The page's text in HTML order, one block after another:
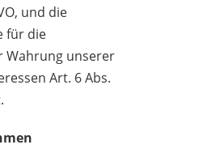
und die
für die
Wahrung unserer
Art. 6 Abs.